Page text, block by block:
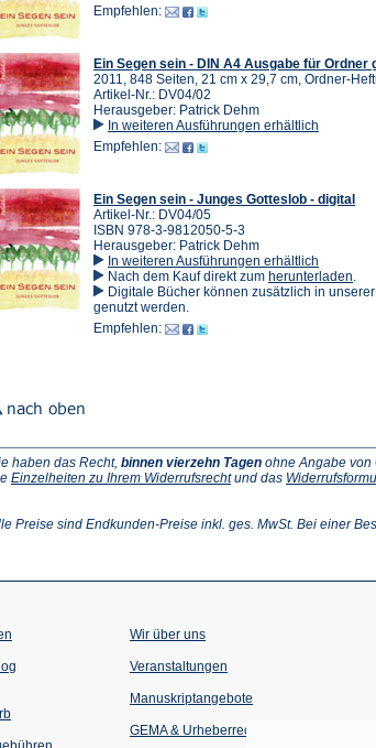
Empfehlen:
Ein Segen sein - DIN A4 Ausgabe für Ordner
2011, 848 Seiten, 21 cm x 29,7 cm, Ordner-
Artikel-Nr.: DV04/02
Herausgeber: Patrick Dehm
In weiteren Ausführungen erhältlich
Empfehlen:
Ein Segen sein - Junges Gotteslob - digital
Artikel-Nr.: DV04/05
ISBN 978-3-9812050-5-3
Herausgeber: Patrick Dehm
In weiteren Ausführungen erhältlich
Nach dem Kauf direkt zum herunterladen
in
.
Digitale Bücher können zusätzlich in unserer
genutzt werden.
Empfehlen:
haben das Recht, binnen vierzehn Tagen ohne Angabe von
Einzelheiten zu Ihrem Widerrufsrecht(Öffnet
neuen
und das
Preise sind Endkunden-Preise inkl. ges. MwSt. Bei einer
Wir über uns
Veranstaltungen
einem
Tab)
Manuskriptangebote
GEMA & Urheberrecht